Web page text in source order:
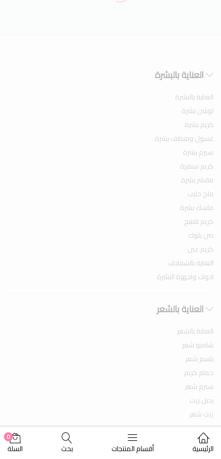
العناية بالبشرة
العناية بالبشرة
لوشن بشرة
كريم بشرة
غسول ومنظف بشرة
سيرم بشرة
كريم سنفرة
مقشر بشرة
ملح حليب
ماسك بشرة
كريم تفتيح
صن بلوك
كريم عين
العناية بالشفايف
ادوات واجهزة البشرة
العناية بالشعر
العناية بالشعر
شامبو شعر
بلسم شعر
حمام كريم
سيرم شعر
بديل زيت
زيت شعر
كريم شعر
جل شعر
مثبت شعر
الرئيسية أقسام المنتجات بحث
0
السلة